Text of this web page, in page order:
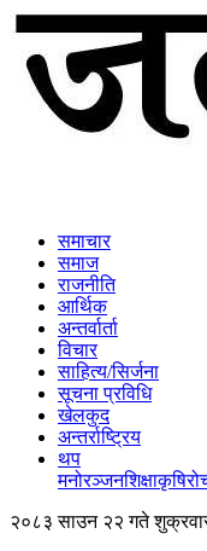
समाचार
समाज
राजनीति
आर्थिक
अन्तर्वार्ता
विचार
साहित्य/सिर्जना
सूचना प्रविधि
खेलकुद
अन्तर्राष्ट्रिय
थप
मनोरञ्‍जनशिक्षाकृषि
२०८३ साउन २२ गते